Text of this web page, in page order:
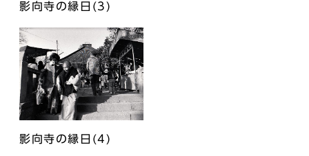
影向寺の縁日(3)
影向寺の縁日(4)